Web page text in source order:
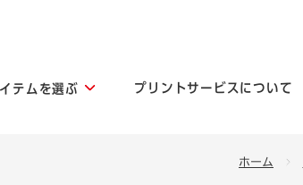
テムを選ぶ プリントサービスについて
ホーム